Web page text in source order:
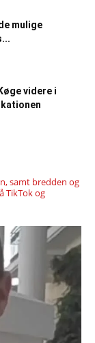
mulige
videre i
samt bredden og
TikTok og